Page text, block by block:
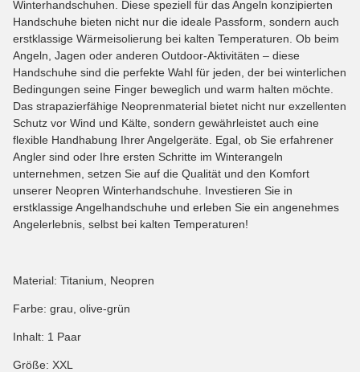
Winterhandschuhen. Diese speziell für das Angeln konzipierten
Handschuhe bieten nicht nur die ideale Passform, sondern auch
erstklassige Wärmeisolierung bei kalten Temperaturen. Ob beim
Angeln, Jagen oder anderen Outdoor-Aktivitäten – diese
Handschuhe sind die perfekte Wahl für jeden, der bei winterlichen
Bedingungen seine Finger beweglich und warm halten möchte.
Das strapazierfähige Neoprenmaterial bietet nicht nur exzellenten
Schutz vor Wind und Kälte, sondern gewährleistet auch eine
flexible Handhabung Ihrer Angelgeräte. Egal, ob Sie erfahrener
Angler sind oder Ihre ersten Schritte im Winterangeln
unternehmen, setzen Sie auf die Qualität und den Komfort
unserer Neopren Winterhandschuhe. Investieren Sie in
erstklassige Angelhandschuhe und erleben Sie ein angenehmes
Angelerlebnis, selbst bei kalten Temperaturen!
Material: Titanium, Neopren
Farbe: grau, olive-grün
Inhalt: 1 Paar
Größe: XXL